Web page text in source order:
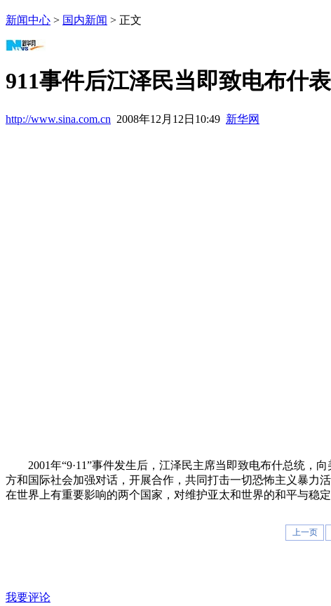
新闻中心 > 国内新闻 > 正文
911事件后江泽民当即致电布什
http://www.sina.com.cn 2008年12月12日10:49 新华网
2001年“9·11”事件发生后，江泽民主席当即致电布什总统，
方和国际社会加强对话，开展合作，共同打击一切恐怖主义暴力
在世界上有重要影响的两个国家，对维护亚太和世界的和平与稳
上一页
我要评论